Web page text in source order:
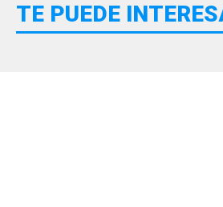
TE PUEDE